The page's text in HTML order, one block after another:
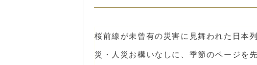
桜前線が未曾有の災害に見舞われた日本
災・人災お構いなしに、季節のページを